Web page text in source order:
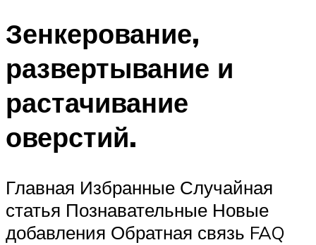
Зенкерование,
развертывание и
растачивание
оверстий.
Главная Избранные Случайная
статья Познавательные Новые
добавления Обратная связь FAQ